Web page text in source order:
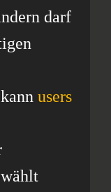
darf
kannusers